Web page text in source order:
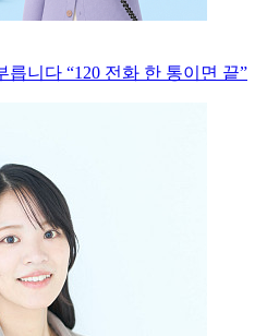
릅니다 “120 전화 한 통이면 끝”